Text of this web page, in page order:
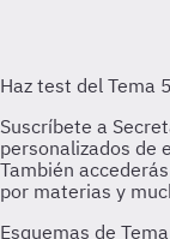
Esquemas de